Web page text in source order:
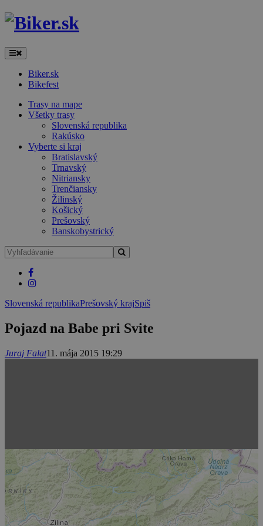
Biker.sk
Bikefest
Trasy na mape
Všetky trasy
Slovenská republika
Rakúsko
Vyberte si kraj
Bratislavský
Trnavský
Nitriansky
Trenčiansky
Žilinský
Košický
Prešovský
Banskobystrický
Slovenská republikaPrešovský krajSpiš
Pojazd na Babe pri Svite
Juraj Falat11. mája 2015 19:29